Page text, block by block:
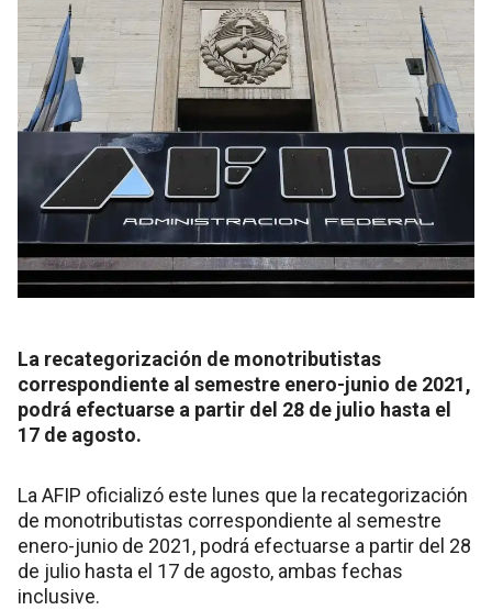
La recategorización de monotributistas
correspondiente al semestre enero-junio de 2021,
podrá efectuarse a partir del 28 de julio hasta el
17 de agosto.
La AFIP oficializó este lunes que la recategorización
de monotributistas correspondiente al semestre
enero-junio de 2021, podrá efectuarse a partir del 28
de julio hasta el 17 de agosto, ambas fechas
inclusive.